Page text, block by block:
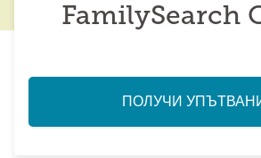
FamilySearch
ПОЛУЧИ